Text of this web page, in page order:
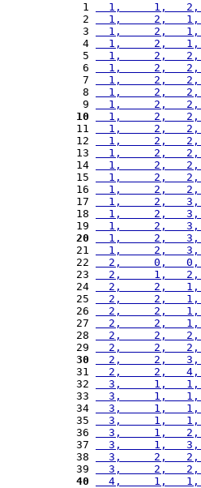
1
1,     1,   2,
2
1,     2,   1,
3
1,     2,   1,
4
1,     2,   1,
5
1,     2,   2,
6
1,     2,   2,
7
1,     2,   2,
8
1,     2,   2,
9
1,     2,   2,
10
1,     2,   2,
11
1,     2,   2,
12
1,     2,   2,
13
1,     2,
14
1,     2,   2,
15
1,     2,   2,
16
1,     2,
17
1,     2,   3,
18
1,     2,   3,
19
1,     2,   3,
20
1,     2,   3,
21
1,     2,
22
2,     0,
23
2,     1,
24
2,     2,
25
2,     2,
26
2,     2,
27
2,     2,
28
2,     2,
29
2,     2,
30
2,     2,
31
2,     2,
32
3,     1,
33
3,     1,
34
3,     1,
35
3,     1,
36
3,     1,
37
3,     1,
38
3,     2,
39
3,     2,
40
4,     1,